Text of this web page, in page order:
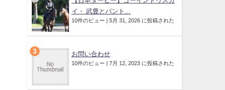
イ・ 武豊とパント...
10件のビュー | 5月 31, 2026 に投稿された
お問い合わせ
10件のビュー | 7月 12, 2023 に投稿された